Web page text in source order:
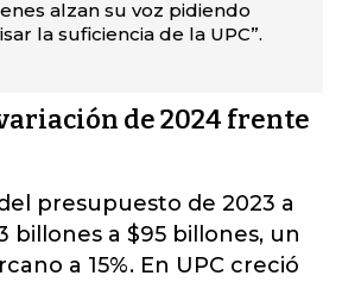
alzan su voz pidiendo
la suficiencia de la UPC”.
de 2024 frente
presupuesto de 2023 a
billones a $95 billones, un
a 15%. En UPC creció